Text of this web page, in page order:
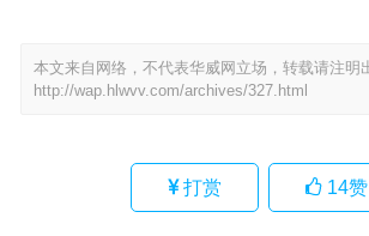
本文来自网络，不代表华威网立场，转载请注明
http://wap.hlwvv.com/archives/327.html
打赏 14赞